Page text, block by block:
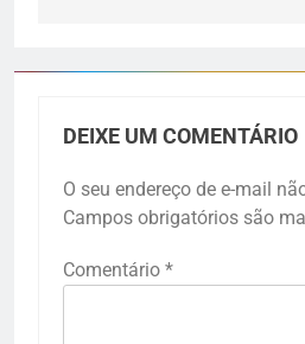
DEIXE UM COMENTÁRIO
O seu endereço de e-mail
Campos obrigatórios são
Comentário *